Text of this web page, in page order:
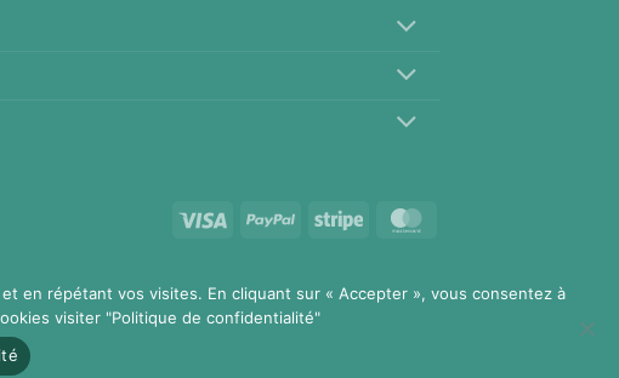
Visa PayPal Stripe
en répétant vos visites. En cliquant sur « Accepter », vous consentez à
visiter "Politique de confidentialité"